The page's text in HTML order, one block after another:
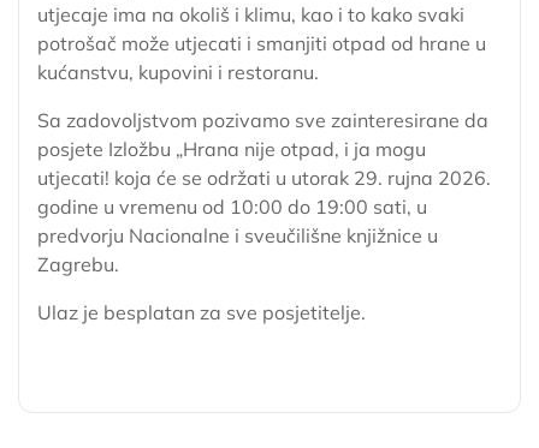
utjecaje ima na okoliš i klimu, kao i to kako svaki
potrošač može utjecati i smanjiti otpad od hrane u
kućanstvu, kupovini i restoranu.
Sa zadovoljstvom pozivamo sve zainteresirane da
posjete Izložbu „Hrana nije otpad, i ja mogu
utjecati! koja će se održati u utorak 29. rujna 2026.
godine u vremenu od 10:00 do 19:00 sati, u
predvorju Nacionalne i sveučilišne knjižnice u
Zagrebu.
Ulaz je besplatan za sve posjetitelje.